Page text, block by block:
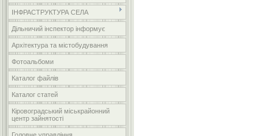
ІНФРАСТРУКТУРА СЕЛА
Дільничий інспектор інформує
Архітектура та містобудування
Фотоальбоми
Каталог файлів
Каталог статей
Кіровоградський міськрайонний
центр зайнятості